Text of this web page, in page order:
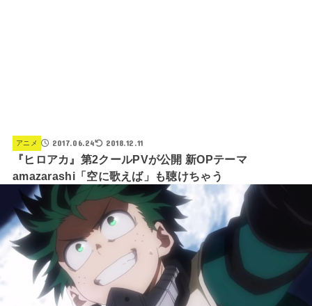
アニメ 2017.06.24 2018.12.11
『ヒロアカ』第2クールPVが公開 新OPテーマ
amazarashi「空に歌えば」も聴けちゃう